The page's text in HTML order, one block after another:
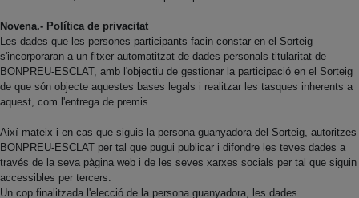
Novena.- Política de privacitat
Les dades que les persones participants facin constar en el Sorteig
s'incorporaran a un fitxer automatitzat de dades personals titularitat de
BONPREU-ESCLAT, amb l'objectiu de gestionar la participació en el Sorteig
de que són objecte aquestes bases legals i realitzar les tasques inherents a
aquest, com l'entrega de premis.
Així mateix i en cas que siguis la persona guanyadora del Sorteig, autoritzes
BONPREU-ESCLAT per tal que pugui publicar i difondre les teves dades a
través de la seva pàgina web i de les seves xarxes socials per tal que siguin
accessibles per tercers.
Un cop finalitzada l'elecció de la persona guanyadora, les dades